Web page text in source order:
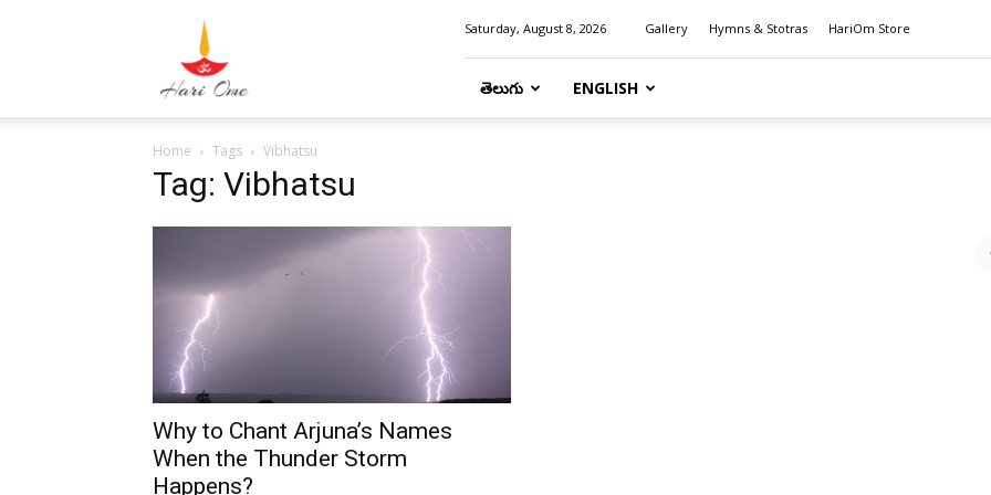
Saturday, August 8, 2026 Gallery Hymns & Stotras HariOm Store
తెలుగు ENGLISH
Home Tags Vibhatsu
Tag: Vibhatsu
Why to Chant Arjuna’s Names
When the Thunder Storm
Happens?